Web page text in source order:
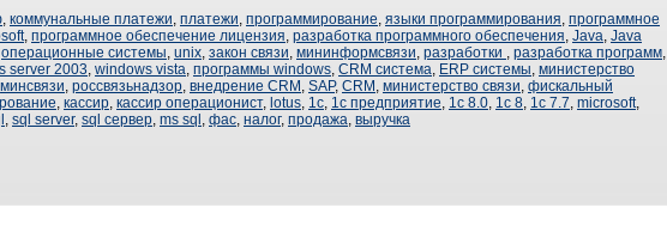
, коммунальные платежи, платежи, программирование, языки программирования, программное
, программное обеспечение лицензия, разработка программного обеспечения, Java, Java
операционные системы, unix, закон связи, мининформсвязи, разработки , разработка программ,
server 2003, windows vista, программы windows, CRM система, ERP системы, министерство
минсвязи, россвязьнадзор, внедрение CRM , SAP, CRM , министерство связи, фискальный
, кассир, кассир операционист, lotus, 1с, 1с предприятие, 1с 8.0, 1с 8, 1с 7.7, microsoft,
, sql server, sql сервер, ms sql , фас, налог, продажа, выручка